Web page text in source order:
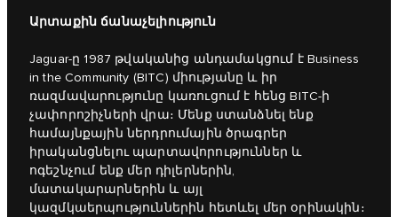
Արտաքին ճանաչելիություն
Jaguar-ը 1987 թվականից անդամակցում է Business
in the Community (BITC) միությանը և իր
ռազմավարությունը կառուցում է հենց BITC-ի
չափորոշիչների վրա։ Մենք ստանձնել ենք
համայնքային ներդրումային ծրագրեր
իրականցնելու պարտավորություններ և
ոգեշնչում ենք մեր դիլերներին,
մատակարարներին և այլ
կազմկաերպություններին հետևել մեր օրինակին։